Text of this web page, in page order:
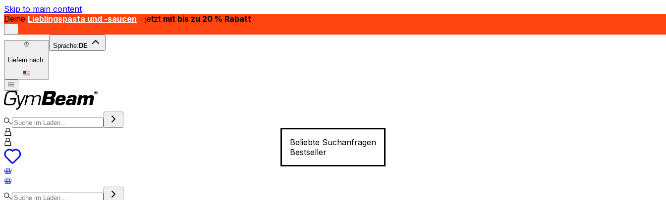
Skip to main content
Deine Lieblingspasta und -saucen - jetzt mit bis zu 20 % Rabatt
Liefern nach:
Sprache: DE
Beliebte Suchanfragen
Bestseller